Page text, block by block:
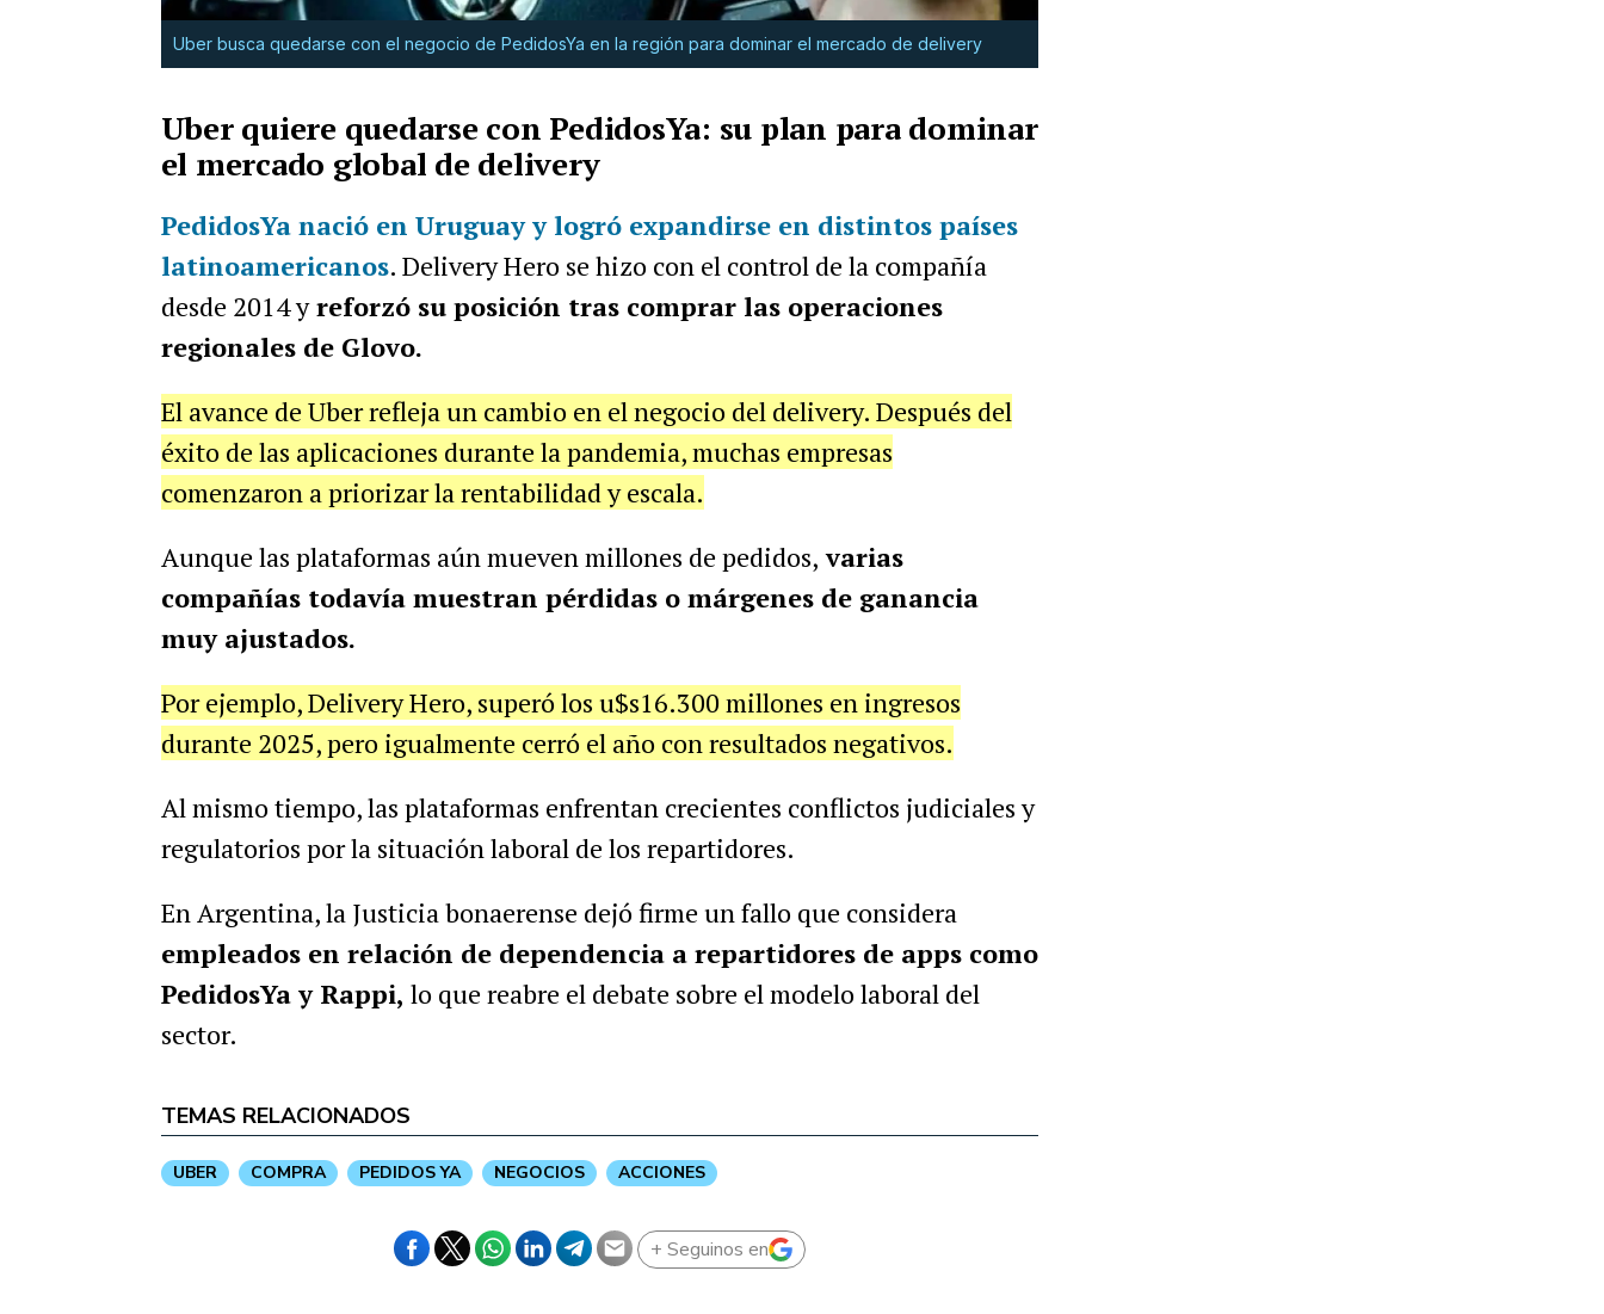
Uber busca quedarse con el negocio de PedidosYa en la región para dominar el mercado de delivery
Uber quiere quedarse con PedidosYa: su plan para dominar
el mercado global de delivery
PedidosYa nació en Uruguay y logró expandirse en distintos países
latinoamericanos. Delivery Hero se hizo con el control de la compañía
desde 2014 yreforzó su posición tras comprar las operaciones
regionales de Glovo.
El avance de Uber refleja un cambio en el negocio del delivery. Después del
éxito de las aplicaciones durante la pandemia, muchas empresas
comenzaron a priorizar la rentabilidad y escala.
Aunque las plataformas aún mueven millones de pedidos, varias
compañías todavía muestran pérdidas o márgenes de ganancia
muy ajustados.
Por ejemplo, Delivery Hero, superó los u$s16.300 millones en ingresos
durante 2025, pero igualmente cerró el año con resultados negativos.
Al mismo tiempo, las plataformas enfrentan crecientes conflictos judiciales y
regulatorios por la situación laboral de los repartidores.
En Argentina, la Justicia bonaerense dejó firme un fallo que considera
empleados en relación de dependencia a repartidores de apps como
PedidosYa y Rappi, lo que reabre el debate sobre el modelo laboral del
sector.
TEMAS RELACIONADOS
UBER COMPRA PEDIDOS YA NEGOCIOS ACCIONES
+ Seguinos en